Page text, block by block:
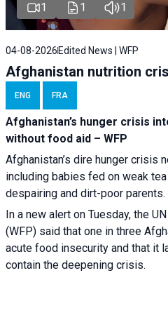
1 1 1
04-08-2026 Edited News | WFP
Afghanistan nutrition
ENG FRA
Afghanistan’s hunger crisis
without food aid – WFP
Afghanistan’s dire hunger
including babies fed on weak
despairing and dirt-poor parents.
In a new alert on Tuesday, the
(WFP) said that one in three
acute food insecurity and that it
contain the deepening crisis.